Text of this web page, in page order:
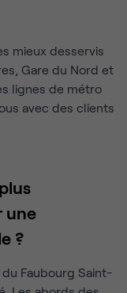
mieux desservis
Gare du Nord et
lignes de métro
avec des clients
une
?
Faubourg Saint-